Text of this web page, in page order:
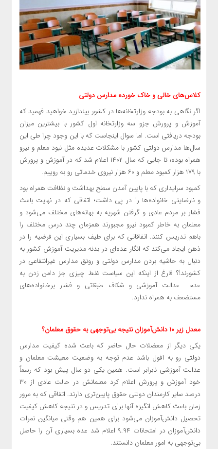
کلاس‌های خالی و خاک خورده مدارس دولتی
اگر نگاهی به بودجه وزارتخانه‌ها در کشور بیندازید خواهید فهمید که
آموزش و پرورش جزو سه وزارتخانه اول کشور با بیشترین میزان
بودجه دریافتی است. اما سوال اینجاست که با این وجود چرا طی این
سال‌ها مدارس دولتی کشور با مشکلات عدیده مثل نبود معلم و نیرو
همراه بوده؛ تا جایی که سال ۱۴۰۲ اعلام شد که در آموزش و پرورش
با ۱۷۹ هزار کمبود معلم و ۶۰ هزار نیروی خدماتی رو به روییم.
کمبود سرایداری که با پایین آمدن سطح بهداشت و نظافت همراه بود
و نارضایتی خانواده‌ها را در پی داشت؛ اتفاقی که در نهایت باعث
فشار بر مردم عادی و گرفتن شهریه به بهانه‌های مختلف می‌شود و
معلمان به خاطر کمبود نیرو مجبورند همزمان چند درس مختلف را
باهم تدریس کنند. اتفاقاتی که برای طیف بسیاری این فرضیه را در
ذهن ایجاد می‌کند که انگار عده‌ای در بدنه مدیریت آموزش کشور به
دنبال به حاشیه بردن مدارس دولتی و رونق مدارس غیرانتفاعی در
کشورند!؟ فارغ از اینکه این سیاست غلط چیزی جز دامن زدن به
عدم عدالت آموزشی و شکاف طبقاتی و فشار برخانواده‌های
مستضعف به همراه ندارد.
معدل زیر ۱۰ دانش‌آموزان نتیجه بی‌توجهی به حقوق معلمان؟
یکی دیگر از معضلات حال حاضر که باعث شده کیفیت مدارس
دولتی رو به افول باشد عدم توجه به وضعیت معیشت معلمان و
عدالت آموزشی نابرابر است. همین یکی دو سال پیش بود که رسماً
خود آموزش و پرورش اعلام کرد معلمانش در حالت عادی از ۳۰
درصد سایر کارمندان دولتی حقوق پایین‌تری دارند. اتفاقی که به مرور
زمان باعث کاهش انگیزه آنها برای تدریس و در نتیجه کاهش کیفیت
تحصیل دانش‌آموزان می‌شود برای همین هم وقتی میانگین نمرات
دانش‌آموزان در امتحانات ۹.۹۴ اعلام شد عده بسیاری آن را حاصل
بی‌توجهی به امور معلمان دانستند.